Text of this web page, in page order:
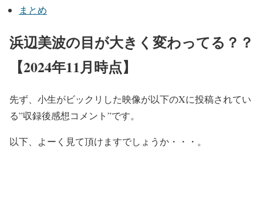
まとめ
浜辺美波の目が大きく変わってる？？
【2024年11月時点】
先ず、小生がビックリした映像が以下のXに投稿されてい
る”収録後感想コメント”です。
以下、よーく見て頂けますでしょうか・・・。